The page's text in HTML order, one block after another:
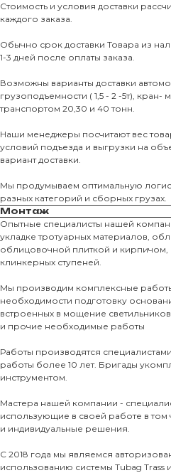
Стоимость и условия доставки
каждого заказа.
Обычно срок доставки Товара из
1-3 дней после оплаты заказа.
Возможны варианты доставки
грузоподъемности ( 1,5 - 2 -5т),
транспортом 20,30 и 40 тонн.
Наши менеджеры посчитают вес
условий подъезда и выгрузки на
вариант доставки.
Мы продумываем оптимальную
разных категорий и сборных грузах.
Монтаж
Опытные специалисты нашей
укладке тротуарных материалов,
облицовочной плиткой и кирпичом,
клинкерных ступеней.
Мы производим комплексные
необходимости подготовку
встроенных в мощение
и прочие необходимые работы
Работы производятся
работы более 10 лет. Бригады
инструментом.
Мастера нашей компании -
использующие в своей работе в
и индивидуальные решения.
С 2018 года мы являемся
использованию системы Tubag
О КОМПАНИИ